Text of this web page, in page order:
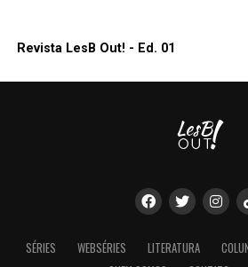
Revista LesB Out! - Ed. 01
SÉRIES WEBSÉRIES LITERATURA